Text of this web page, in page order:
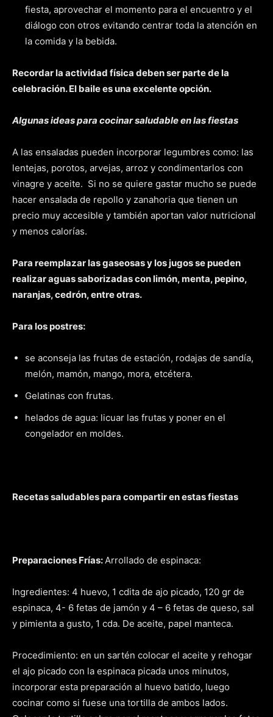
fiesta, aprovechar el momento para el encuentro y el
diálogo con otros evitando centrar toda la atención en
la comida y la bebida.
Recordar la actividad física deben ser parte de la
celebración. El baile es una excelente opción.
Algunas ideas para cocinar saludable en las fiestas
A las ensaladas pueden incorporar legumbres como: las
lentejas, porotos, arvejas, arroz y condimentarlos con
vinagre y aceite. Si no se quiere gastar mucho se puede
hacer ensalada de repollo y zanahoria que tienen un
precio muy accesible y también aportan valor nutricional
y menos calorías.
Para reemplazar las gaseosas y los jugos se pueden
realizar aguas saborizadas con limón, menta, pepino,
naranjas, cedrón, entre otras.
Para los postres:
se aconseja las frutas de estación, rodajas de sandía,
melón, mamón, mango, mora, etcétera.
Gelatinas con frutas.
helados de agua: licuar las frutas y poner en el
congelador en moldes.
Recetas saludables para compartir en estas fiestas
Preparaciones Frías:Arrollado de espinaca:
Ingredientes: 4 huevo, 1 cdita de ajo picado, 120 gr de
espinaca, 4- 6 fetas de jamón y 4 – 6 fetas de queso, sal
y pimienta a gusto, 1 cda. De aceite, papel manteca.
Procedimiento: en un sartén colocar el aceite y rehogar
el ajo picado con la espinaca picada unos minutos,
incorporar esta preparación al huevo batido, luego
cocinar como si fuese una tortilla de ambos lados.